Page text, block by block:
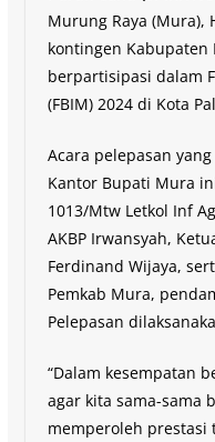
Murung Raya (Mura),
kontingen Kabupaten
berpartisipasi dalam
(FBIM) 2024 di Kota
Acara pelepasan
Kantor Bupati Mura
1013/Mtw Letkol Inf
AKBP Irwansyah,
Ferdinand Wijaya,
Pemkab Mura,
Pelepasan
“Dalam kesempatan
agar kita sama-sama
memperoleh prestasi